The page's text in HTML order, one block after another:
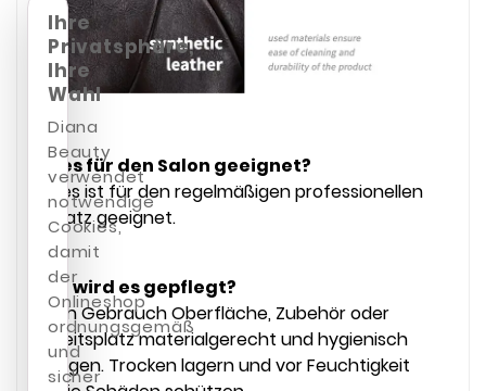
Ist es für den Salon geeignet?
Ja, es ist für den regelmäßigen professionellen
Einsatz geeignet.
Wie wird es gepflegt?
Nach Gebrauch Oberfläche, Zubehör oder
Arbeitsplatz materialgerecht und hygienisch
reinigen. Trocken lagern und vor Feuchtigkeit
Ihre
Privatsphäre,
Ihre
Wahl
Diana
Beauty
verwendet
notwendige
Cookies,
damit
der
Onlineshop
ordnungsgemäß
und
sicher